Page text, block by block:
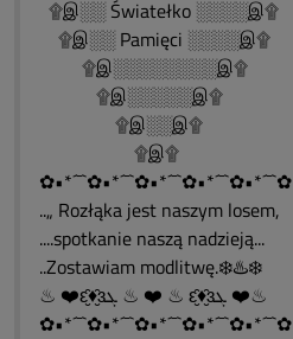
۩இ░░ Światełko ░░░░இ۩
۩இ░░ Pamięci ░░░░இ۩
۩இ░░░░░░░░இ۩
۩இ░░░░░இ۩
۩இ░░இ۩
۩இ۩
✿•*´¯`✿•*´¯`✿•*´¯`✿•*´¯`✿•*´¯`✿
..„ Rozłąka jest naszym losem,
....spotkanie naszą nadzieją...
..Zostawiam modlitwę.❄️♨️❄️
♨ ❤️ԑ̮̑♦̮̑ɜܓ ♨ ❤️ ♨ ԑ̮̑♦̮̑ɜܓ ❤️♨
✿•*´¯`✿•*´¯`✿•*´¯`✿•*´¯`✿•*´¯`✿